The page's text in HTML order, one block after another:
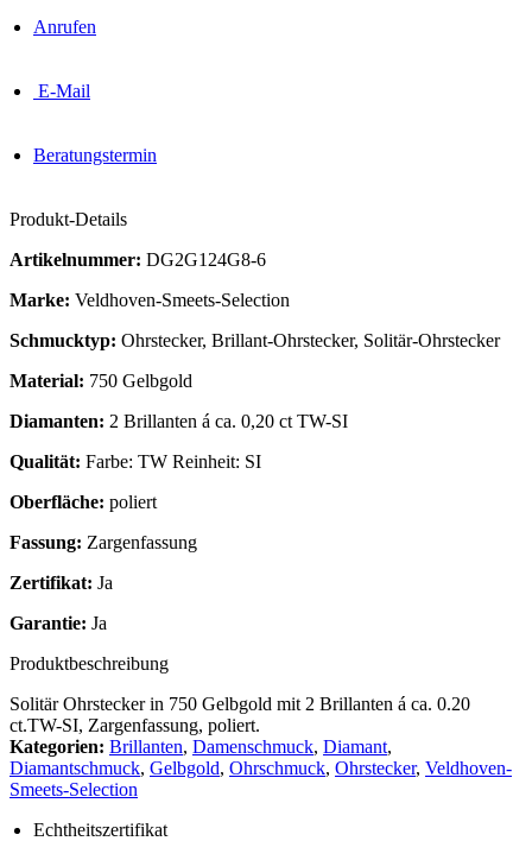
Anrufen
E-Mail
Beratungstermin
Produkt-Details
Artikelnummer: DG2G124G8-6
Marke: Veldhoven-Smeets-Selection
Schmucktyp: Ohrstecker, Brillant-Ohrstecker, Solitär-Ohrstecker
Material: 750 Gelbgold
Diamanten: 2 Brillanten á ca. 0,20 ct TW-SI
Qualität: Farbe: TW Reinheit: SI
Oberfläche: poliert
Fassung: Zargenfassung
Zertifikat: Ja
Garantie: Ja
Produktbeschreibung
Solitär Ohrstecker in 750 Gelbgold mit 2 Brillanten á ca. 0.20
ct.TW-SI, Zargenfassung, poliert.
Kategorien: Brillanten, Damenschmuck, Diamant,
Diamantschmuck, Gelbgold, Ohrschmuck, Ohrstecker, Veldhoven-
Smeets-Selection
Echtheitszertifikat